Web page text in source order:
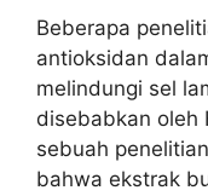
Beberapa
antioksidan
melindungi sel
disebabkan oleh
sebuah
bahwa ekstrak